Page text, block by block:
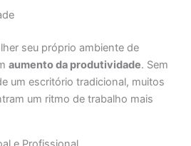
seu próprio ambiente de
aumento da produtividade. Sem
um escritório tradicional, muitos
um ritmo de trabalho mais